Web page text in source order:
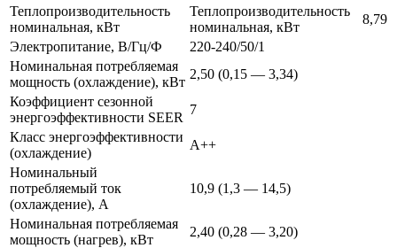
Теплопроизводительность
номинальная, кВт
Теплопроизводительность
номинальная, кВт
8,79
Электропитание, В/Гц/Ф
220-240/50/1
Номинальная потребляемая
мощность (охлаждение), кВт
2,50 (0,15 — 3,34)
Коэффициент сезонной
энергоэффективности SEER
7
Класс энергоэффективности
(охлаждение)
A++
Номинальный
потребляемый ток
(охлаждение), А
10,9 (1,3 — 14,5)
Номинальная потребляемая
мощность (нагрев), кВт
2,40 (0,28 — 3,20)